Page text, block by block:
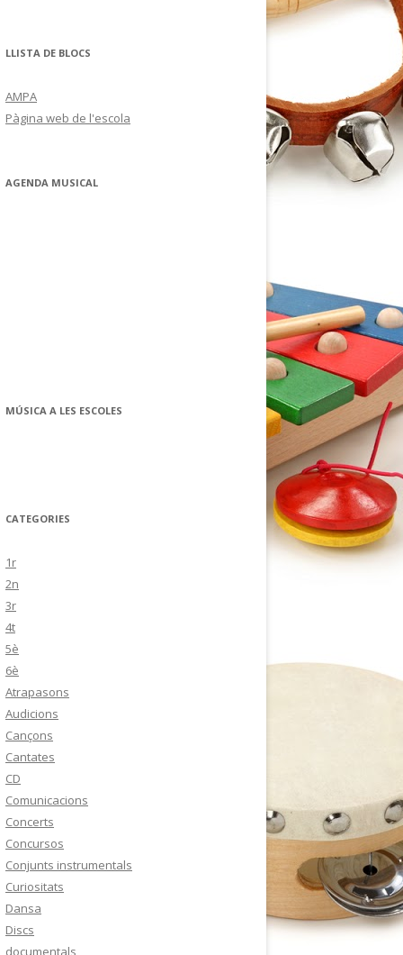
LLISTA DE BLOCS
AMPA
Pàgina web de l'escola
AGENDA MUSICAL
MÚSICA A LES ESCOLES
CATEGORIES
1r
2n
3r
4t
5è
6è
Atrapasons
Audicions
Cançons
Cantates
CD
Comunicacions
Concerts
Concursos
Conjunts instrumentals
Curiositats
Dansa
Discs
documentals